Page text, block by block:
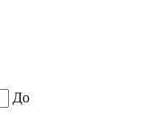
До